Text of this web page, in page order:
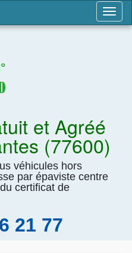
et Agréé
(77600)
véhicules hors
par épaviste centre
certificat de
21 77